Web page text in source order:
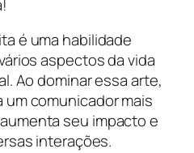
é uma habilidade
aspectos da vida
Ao dominar essa arte,
comunicador mais
seu impacto e
interações.